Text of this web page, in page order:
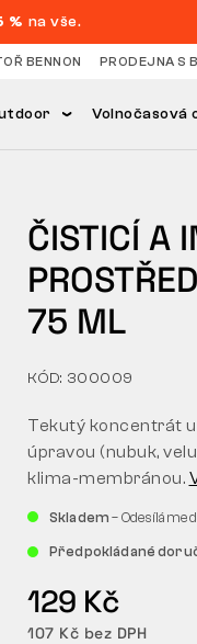
% na vše.
BENNON PRODEJNA S
Volnočasová
ČISTICÍ A
75 ML
KÓD: 300009
Skladem– Odesíláme
Předpokládané
129 Kč
107 Kč bez DPH
Tekutý koncentrát
úpravou (nubuk,
klima-membránou.